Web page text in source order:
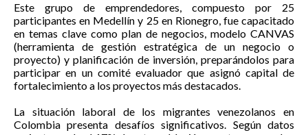
Este grupo de emprendedores, compuesto por 25
participantes en Medellín y 25 en Rionegro, fue capacitado
en temas clave como plan de negocios, modelo CANVAS
(herramienta de gestión estratégica de un negocio o
proyecto) y planificación de inversión, preparándolos para
participar en un comité evaluador que asignó capital de
fortalecimiento a los proyectos más destacados.
La situación laboral de los migrantes venezolanos en
Colombia presenta desafíos significativos. Según datos